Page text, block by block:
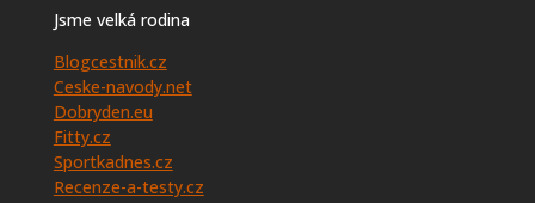
Jsme velká rodina
Blogcestnik.cz
Ceske-navody.net
Dobryden.eu
Fitty.cz
Sportkadnes.cz
Recenze-a-testy.cz